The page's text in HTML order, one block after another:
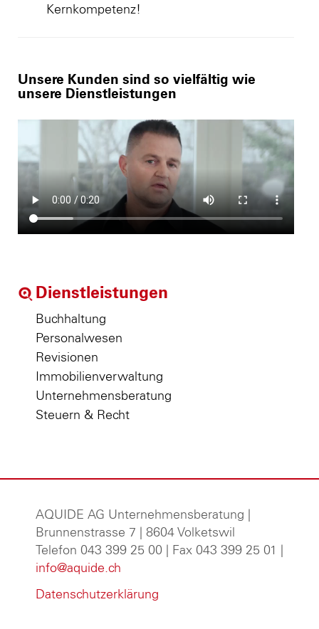
Kernkompetenz!
Unsere Kunden sind so vielfältig wie
unsere Dienstleistungen
Dienstleistungen
Buchhaltung
Personalwesen
Revisionen
Immobilienverwaltung
Unternehmensberatung
Steuern & Recht
AQUIDE AG Unternehmensberatung
Brunnenstrasse 7 | 8604 Volketswil
Telefon 043 399 25 00 | Fax 043 399 25 01 |
info@aquide.ch
Datenschutzerklärung